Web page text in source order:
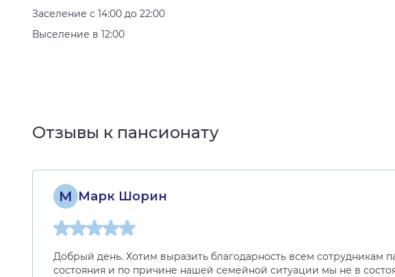
Заселение с 14:00 до 22:00
Выселение в 12:00
Отзывы к пансионату
М Марк Шорин
Добрый день. Хотим выразить благодарность всем сотрудникам
состояния и по причине нашей семейной ситуации мы не в